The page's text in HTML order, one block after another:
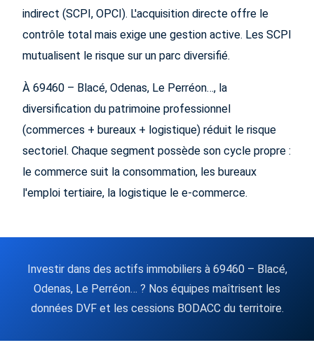
indirect (SCPI, OPCI). L'acquisition directe offre le
contrôle total mais exige une gestion active. Les SCPI
mutualisent le risque sur un parc diversifié.
À 69460 – Blacé, Odenas, Le Perréon…, la
diversification du patrimoine professionnel
(commerces + bureaux + logistique) réduit le risque
sectoriel. Chaque segment possède son cycle propre :
le commerce suit la consommation, les bureaux
l'emploi tertiaire, la logistique le e-commerce.
Investir dans des actifs immobiliers à 69460 – Blacé,
Odenas, Le Perréon… ? Nos équipes maîtrisent les
données DVF et les cessions BODACC du territoire.